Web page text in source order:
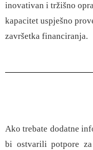
inovativan i tržišno
kapacitet uspješno
završetka financiranja.
Ako trebate dodatne
bi ostvarili potpore